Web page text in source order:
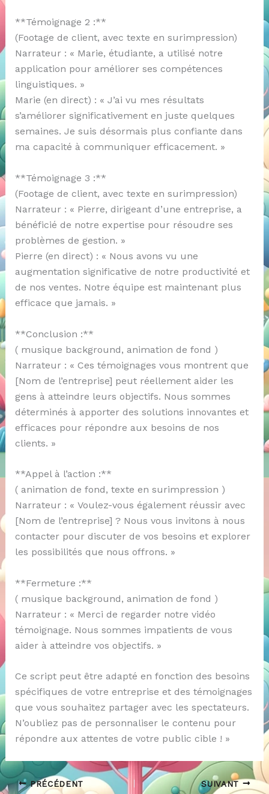
**Témoignage 2 :**
(Footage de client, avec texte en surimpression)
Narrateur : « Marie, étudiante, a utilisé notre
application pour améliorer ses compétences
linguistiques. »
Marie (en direct) : « J’ai vu mes résultats
s’améliorer significativement en juste quelques
semaines. Je suis désormais plus confiante dans
ma capacité à communiquer efficacement. »
**Témoignage 3 :**
(Footage de client, avec texte en surimpression)
Narrateur : « Pierre, dirigeant d’une entreprise, a
bénéficié de notre expertise pour résoudre ses
problèmes de gestion. »
Pierre (en direct) : « Nous avons vu une
augmentation significative de notre productivité et
de nos ventes. Notre équipe est maintenant plus
efficace que jamais. »
**Conclusion :**
( musique background, animation de fond )
Narrateur : « Ces témoignages vous montrent que
[Nom de l’entreprise] peut réellement aider les
gens à atteindre leurs objectifs. Nous sommes
déterminés à apporter des solutions innovantes et
efficaces pour répondre aux besoins de nos
clients. »
**Appel à l’action :**
( animation de fond, texte en surimpression )
Narrateur : « Voulez-vous également réussir avec
[Nom de l’entreprise] ? Nous vous invitons à nous
contacter pour discuter de vos besoins et explorer
les possibilités que nous offrons. »
**Fermeture :**
( musique background, animation de fond )
Narrateur : « Merci de regarder notre vidéo
témoignage. Nous sommes impatients de vous
aider à atteindre vos objectifs. »
Ce script peut être adapté en fonction des besoins
spécifiques de votre entreprise et des témoignages
que vous souhaitez partager avec les spectateurs.
N’oubliez pas de personnaliser le contenu pour
répondre aux attentes de votre public cible ! »
PRÉCÉDENT SUIVANT